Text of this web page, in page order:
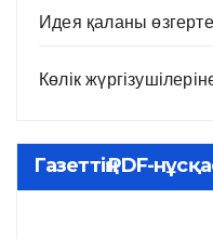
Идея қаланы
Көлік
Газеттің PDF-